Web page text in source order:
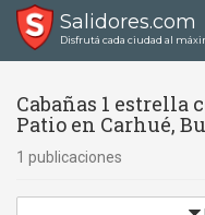
Salidores.com
Disfrutá cada ciudad al
Cabañas 1 estrella
Patio en Carhué,
1 publicaciones